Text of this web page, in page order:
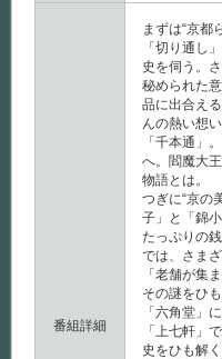
番組詳細
まずは“京都
「切り通し
史を伺う。
秘められた
品に出合え
んの熱い想
「千本通」
へ。閻魔大
物語とは。
つぎに“京の
子」と「錦
たっぷりの
では、さま
「老舗が集
その謎をひ
「六角堂」
「上七軒」
史をひも解く